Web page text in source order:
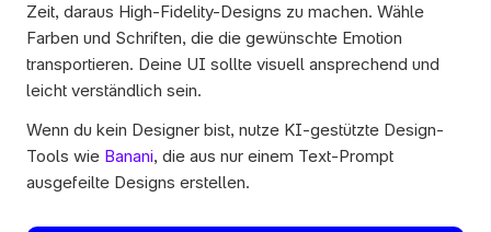
Zeit, daraus High-Fidelity-Designs zu machen. Wähle
Farben und Schriften, die die gewünschte Emotion
transportieren. Deine UI sollte visuell ansprechend und
leicht verständlich sein.
Wenn du kein Designer bist, nutze KI-gestützte Design-
Tools wie Banani, die aus nur einem Text-Prompt
ausgefeilte Designs erstellen.